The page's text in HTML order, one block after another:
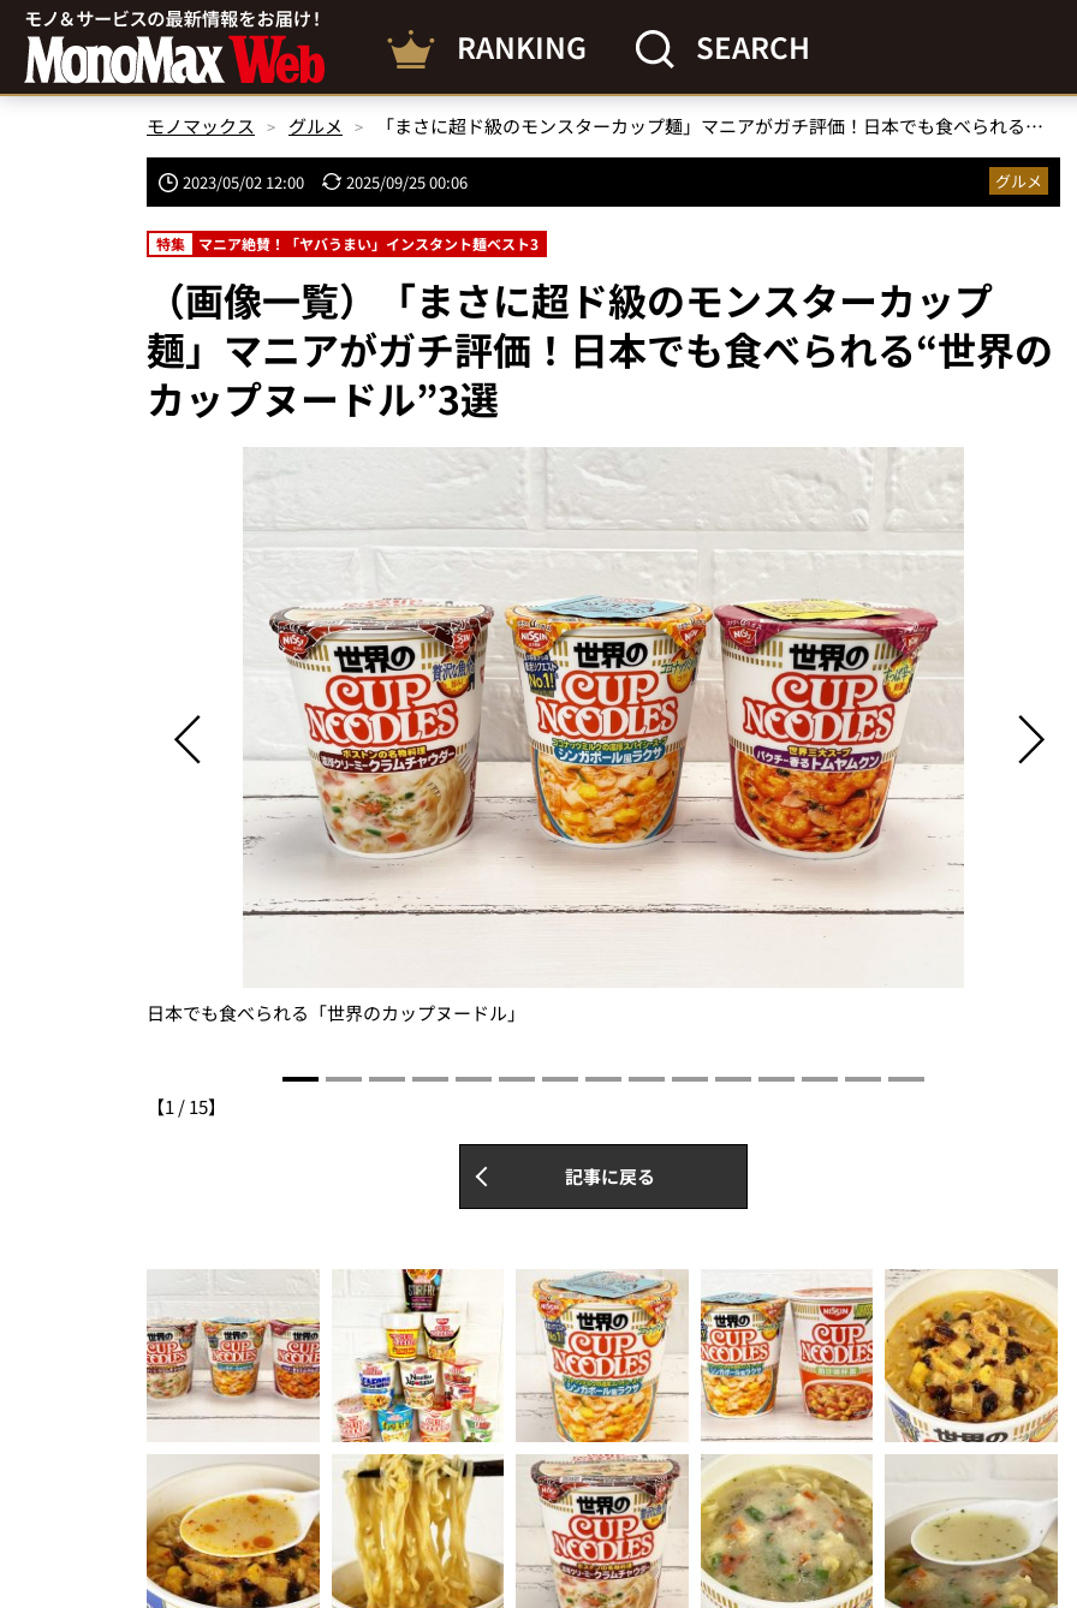
RANKING SEARCH
モノマックス グルメ 「まさに超ド級のモンスターカップ麺」マニアがガチ評価！日本でも食べられる“世界のカップヌードル”3選
2023/05/02 12:00 2025/09/25 00:06 グルメ
特集 マニア絶賛！「ヤバうまい」インスタント麺ベスト3
（画像一覧）「まさに超ド級のモンスターカップ
麺」マニアがガチ評価！日本でも食べられる“世界の
カップヌードル”3選
日本でも食べられる「世界のカップヌードル」
【1 /15】
記事に戻る